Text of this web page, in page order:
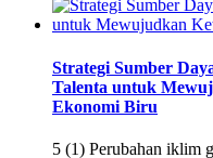
Strategi Sumber
Talenta untuk
Ekonomi Biru
5 (1) Perubahan iklim